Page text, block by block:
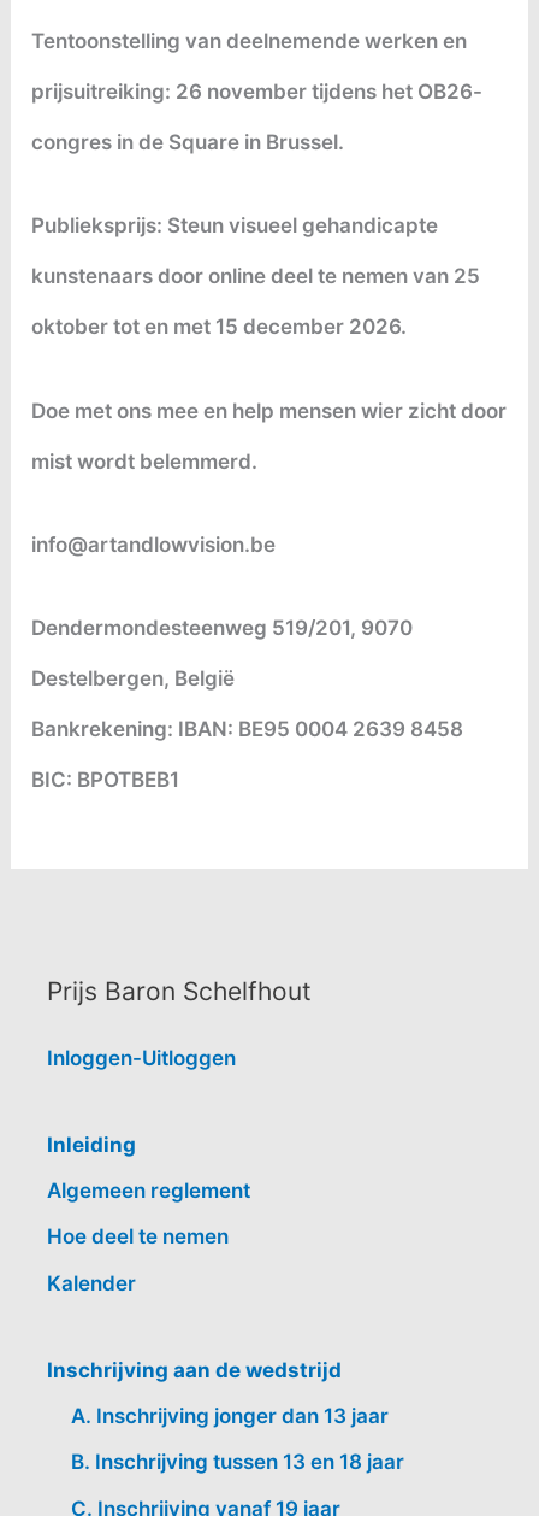
Tentoonstelling van deelnemende werken en
prijsuitreiking: 26 november tijdens het OB26-
congres in de Square in Brussel.
Publieksprijs: Steun visueel gehandicapte
kunstenaars door online deel te nemen van 25
oktober tot en met 15 december 2026.
Doe met ons mee en help mensen wier zicht door
mist wordt belemmerd.
info@artandlowvision.be
Dendermondesteenweg 519/201, 9070
Destelbergen, België
Bankrekening: IBAN: BE95 0004 2639 8458
BIC: BPOTBEB1
Prijs Baron Schelfhout
Inloggen-Uitloggen
Inleiding
Algemeen reglement
Hoe deel te nemen
Kalender
Inschrijving aan de wedstrijd
A. Inschrijving jonger dan 13 jaar
B. Inschrijving tussen 13 en 18 jaar
C. Inschrijving vanaf 19 jaar